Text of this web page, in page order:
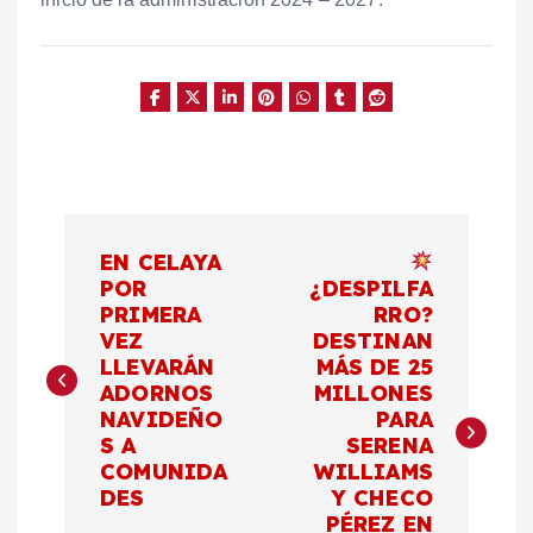
v
e
EN CELAYA
POR
PRIMERA
VEZ
LLEVARÁN
ADORNOS
NAVIDEÑO
S A
COMUNIDA
DES
¿DESPILFA
RRO?
DESTINAN
MÁS DE 25
MILLONES
PARA
SERENA
WILLIAMS
Y CHECO
PÉREZ EN